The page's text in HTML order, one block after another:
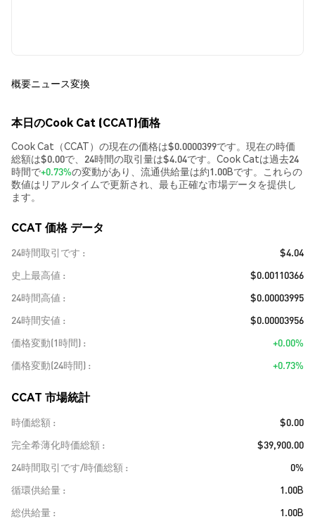
概要ニュース変換
本日のCook Cat (CCAT)価格
Cook Cat（CCAT）の現在の価格は$0.0000399です。現在の時価
総額は$0.00で、24時間の取引量は$4.04です。Cook Catは過去24
時間で+0.73%の変動があり、流通供給量は約1.00Bです。これらの
数値はリアルタイムで更新され、最も正確な市場データを提供し
ます。
CCAT 価格 データ
24時間取引です
$4.04
史上最高値
$0.00110366
24時間高値
$0.00003995
24時間安値
$0.00003956
価格変動(1時間)
+0.00%
価格変動(24時間)
+0.73%
CCAT 市場統計
時価総額
$0.00
完全希薄化時価総額
$39,900.00
24時間取引です/時価総額
0%
循環供給量
1.00B
総供給量
1.00B